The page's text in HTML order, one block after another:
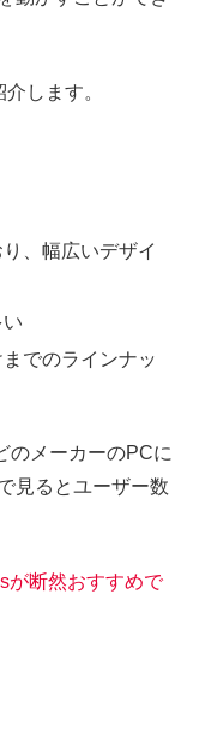
します。
、幅広いデザイ
でのラインナッ
のメーカーのPCに
見るとユーザー数
が断然おすすめで